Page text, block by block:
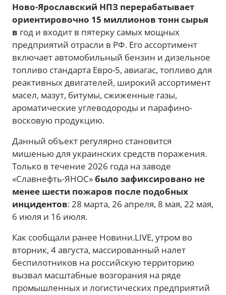
Ново-Ярославский НПЗ перерабатывает
ориентировочно 15 миллионов тонн сырья
в год и входит в пятерку самых мощных
предприятий отрасли в РФ. Его ассортимент
включает автомобильный бензин и дизельное
топливо стандарта Евро-5, авиагас, топливо для
реактивных двигателей, широкий ассортимент
масел, мазут, битумы, сжиженные газы,
ароматические углеводороды и парафино-
восковую продукцию.
Данный объект регулярно становится
мишенью для украинских средств поражения.
Только в течение 2026 года на заводе
«Славнефть-ЯНОС»было зафиксировано не
менее шести пожаров после подобных
инцидентов: 28 марта, 26 апреля, 8 мая, 22 мая,
6 июля и 16 июля.
Как сообщали ранее Новини.LIVE, утром во
вторник, 4 августа, массированный налет
беспилотников на российскую территорию
вызвал масштабные возгорания на ряде
промышленных и логистических предприятий